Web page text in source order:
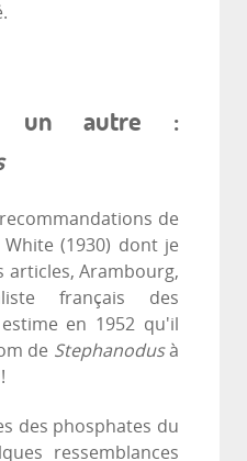
un autre :
de
(1930) dont je
articles, Arambourg,
français des
en 1952 qu'il
de Stephanodusà
!
des phosphates du
ressemblances